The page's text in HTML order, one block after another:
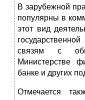
В зарубежной
популярны в
этот вид
связям с
Министерстве
банке и других
Отмечается